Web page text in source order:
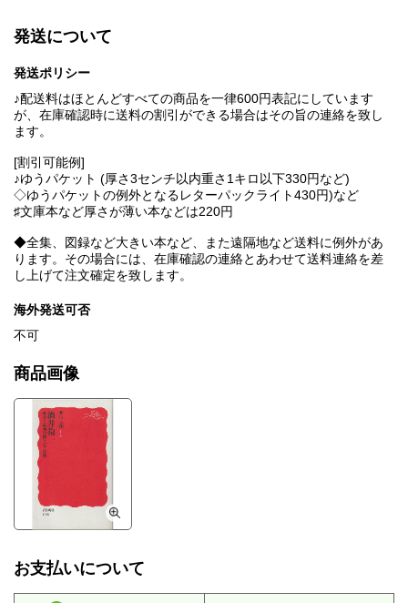
発送について
発送ポリシー
♪配送料はほとんどすべての商品を一律600円表記にしています
が、在庫確認時に送料の割引ができる場合はその旨の連絡を致し
ます。
[割引可能例]
♪ゆうパケット (厚さ3センチ以内重さ1キロ以下330円など)
◇ゆうパケットの例外となるレターパックライト430円)など
♯文庫本など厚さが薄い本などは220円
◆全集、図録など大きい本など、また遠隔地など送料に例外があ
ります。その場合には、在庫確認の連絡とあわせて送料連絡を差
し上げて注文確定を致します。
海外発送可否
不可
商品画像
お支払いについて